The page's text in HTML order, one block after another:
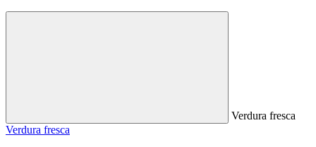
Verdura fresca
Verdura fresca